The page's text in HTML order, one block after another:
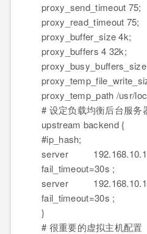
proxy_send_timeout 75;
proxy_read_timeout 75;
proxy_buffer_size 4k;
proxy_buffers 4 32k;
proxy_temp_path /usr/
# 设定负载均衡后台服务
upstream backend {
#ip_hash;
server
fail_timeout=30s ;
server
fail_timeout=30s ;
}
# 很重要的虚拟主机配置